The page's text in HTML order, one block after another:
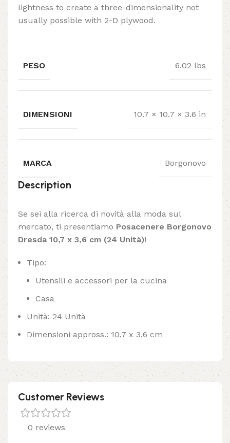
lightness to create a three-dimensionality not
usually possible with 2-D plywood.
PESO 6.02 lbs
DIMENSIONI 10.7 × 10.7 × 3.6 in
MARCA Borgonovo
Description
Se sei alla ricerca di novità alla moda sul
mercato, ti presentiamo Posacenere Borgonovo
Dresda 10,7 x 3,6 cm (24 Unità)!
Tipo:
Utensili e accessori per la cucina
Casa
Unità: 24 Unità
Dimensioni appross.: 10,7 x 3,6 cm
Customer Reviews
0 reviews